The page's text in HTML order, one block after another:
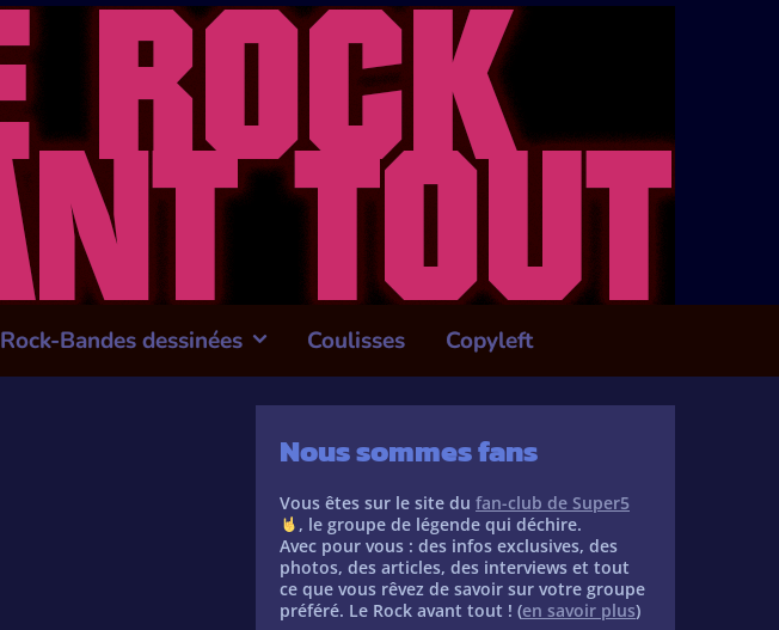
Rock-Bandes dessinées Coulisses Copyleft
Nous sommes fans
Vous êtes sur le site du fan-club de Super5
, le groupe de légende qui déchire.
Avec pour vous : des infos exclusives, des
photos, des articles, des interviews et tout
ce que vous rêvez de savoir sur votre groupe
préféré. Le Rock avant tout ! (en savoir plus)